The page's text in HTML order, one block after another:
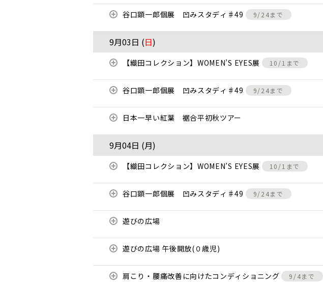
谷口顕一郎個展 凹みスタディ♯49 9/24まで
9月03日 (日)
【織田コレクション】WOMEN’S EYES展 10/1まで
谷口顕一郎個展 凹みスタディ♯49 9/24まで
日本一早い紅葉 裾合平初秋ツアー
9月04日 (月)
【織田コレクション】WOMEN’S EYES展 10/1まで
谷口顕一郎個展 凹みスタディ♯49 9/24まで
遊びの広場
遊びの広場 午後開放(０歳児)
肩こり・腰痛改善に向けたコンディショニング 9/4まで